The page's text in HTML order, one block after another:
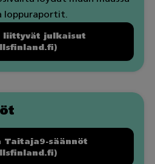
loppuraportit.
liittyvät julkaisut
Taitaja9-säännöt